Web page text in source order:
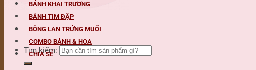
Tìm kiếm:
BÁNH KHAI TRƯƠNG
BÁNH TIM ĐẬP
BÔNG LAN TRỨNG MUỐI
COMBO BÁNH & HOA
CHIA SẺ